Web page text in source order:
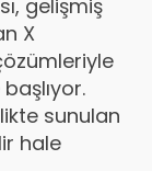
gelişmiş
X
sunulan
hale